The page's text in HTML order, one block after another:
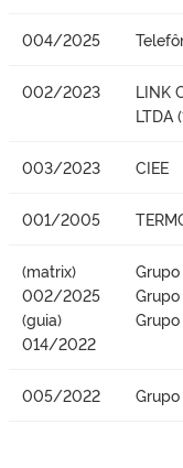
004/2025
002/2023
LINK
LTDA
003/2023 CIEE
001/2005
(matrix)
002/2025
(guia)
014/2022
005/2022